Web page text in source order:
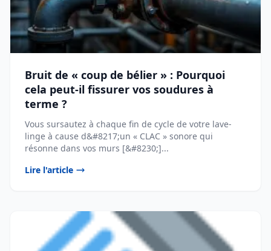
Bruit de « coup de bélier » : Pourquoi
cela peut-il fissurer vos soudures à
terme ?
Vous sursautez à chaque fin de cycle de votre lave-
linge à cause d&#8217;un « CLAC » sonore qui
résonne dans vos murs [&#8230;]...
Lire l'article